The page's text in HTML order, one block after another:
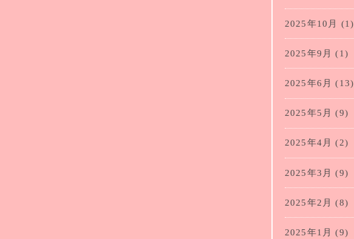
2025年10月 (1)
2025年9月 (1)
2025年6月 (13)
2025年5月 (9)
2025年4月 (2)
2025年3月 (9)
2025年2月 (8)
2025年1月 (9)